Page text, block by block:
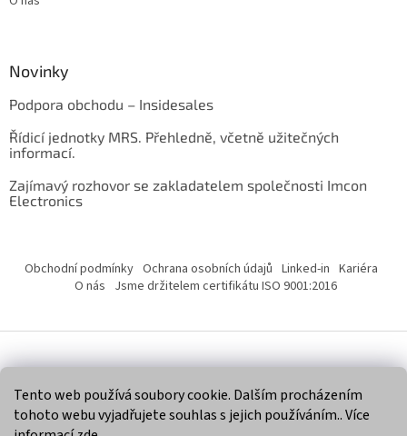
Tento web používá soubory cookie. Dalším procházením
tohoto webu vyjadřujete souhlas s jejich používáním.. Více
Novinky
Podpora obchodu – Insidesales
Řídicí jednotky MRS. Přehledně, včetně užitečných
informací.
Zajímavý rozhovor se zakladatelem společnosti Imcon
Electronics
Obchodní podmínky Ochrana osobních údajů Linked-in Kariéra
O nás Jsme držitelem certifikátu ISO 9001:2016
Copyright 2026